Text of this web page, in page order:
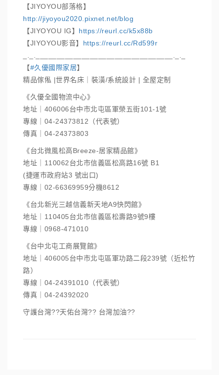
【JIYOYOU部落格】
http://jiyoyou2020.pixnet.net/blog
【JIYOYOU IG】 https://reurl.cc/k5x88b
【JIYOYOU影音】 https://reurl.cc/Rd599r
_._._________________________________._._
【#久優國際家居】
精品傢俬 |世界名床｜裝潢/系統設計 | 全屋定制
《久優全國物流中心》
地址｜406006台中市北屯區軍榮五街101-1號
專線｜04-24373812（代表號）
傳真｜04-24373803
《台北微風松高Breeze-居家精品館》
地址｜110062台北市信義區松高路16號 B1
(捷運市政府站3 號出口)
專線｜02-66369959分機8612
《台北新光三越信義新天地A9快閃館》
地址｜110405台北市信義區松壽路9號9樓
專線｜0968-471010
《台中北屯工商展覽館》
地址｜406005台中市北屯區軍功路二段239號（近松竹
路）
專線｜04-24391010（代表號）
傳真｜04-24392020
守護台灣??天佑台灣?? 台灣加油??